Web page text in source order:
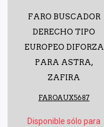
FARO BUSCADOR
DERECHO TIPO
EUROPEO DIFORZA
PARA ASTRA,
ZAFIRA
FAROAUX5687
Disponible sólo para